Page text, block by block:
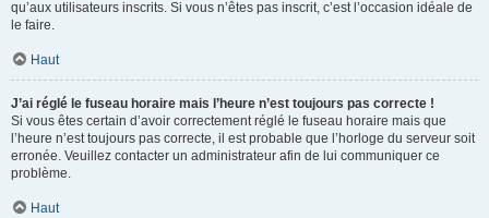
qu’aux utilisateurs inscrits. Si vous n’êtes pas inscrit, c’est l’occasion idéale de
le faire.
Haut
J’ai réglé le fuseau horaire mais l’heure n’est toujours pas correcte !
Si vous êtes certain d’avoir correctement réglé le fuseau horaire mais que
l’heure n’est toujours pas correcte, il est probable que l’horloge du serveur soit
erronée. Veuillez contacter un administrateur afin de lui communiquer ce
problème.
Haut